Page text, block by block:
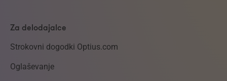
Za delodajalce
Strokovni dogodki Optius.com
Oglaševanje